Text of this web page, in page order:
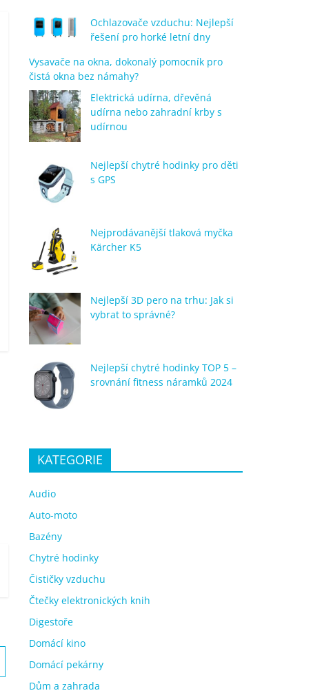
Ochlazovače vzduchu: Nejlepší
řešení pro horké letní dny
Vysavače na okna, dokonalý pomocník pro
čistá okna bez námahy?
Elektrická udírna, dřevěná
udírna nebo zahradní krby s
udírnou
Nejlepší chytré hodinky pro děti
s GPS
Nejprodávanější tlaková myčka
Kärcher K5
Nejlepší 3D pero na trhu: Jak si
vybrat to správné?
Nejlepší chytré hodinky TOP 5 –
srovnání fitness náramků 2024
KATEGORIE
Audio
Auto-moto
Bazény
Chytré hodinky
Čističky vzduchu
Čtečky elektronických knih
Digestoře
Domácí kino
Domácí pekárny
Dům a zahrada